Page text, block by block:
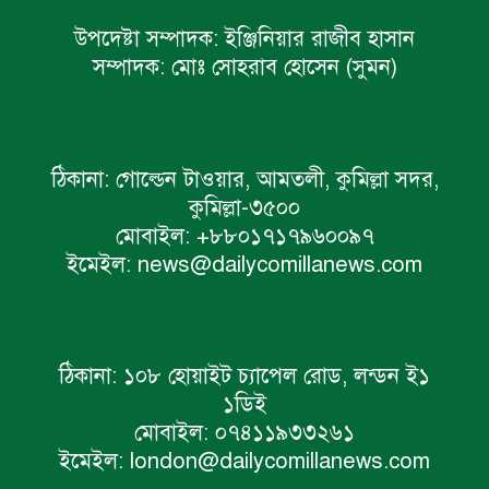
উপদেষ্টা সম্পাদক: ইঞ্জিনিয়ার রাজীব হাসান
সম্পাদক: মোঃ সোহরাব হোসেন (সুমন)
ঠিকানা: গোল্ডেন টাওয়ার, আমতলী, কুমিল্লা সদর,
কুমিল্লা-৩৫০০
মোবাইল: +৮৮০১৭১৭৯৬০০৯৭
ইমেইল: news@dailycomillanews.com
ঠিকানা: ১০৮ হোয়াইট চ্যাপেল রোড, লন্ডন ই১
১ডিই
মোবাইল: ০৭৪১১৯৩৩২৬১
ইমেইল: london@dailycomillanews.com